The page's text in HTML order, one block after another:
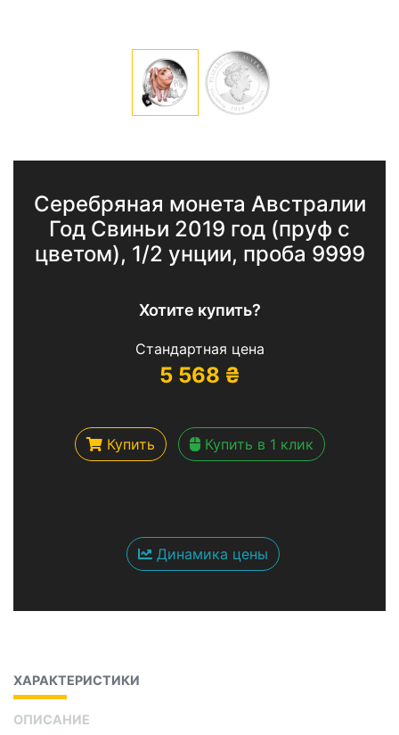
Серебряная монета Австралии
Год Свиньи 2019 год (пруф с
цветом), 1/2 унции, проба 9999
Хотите купить?
Стандартная цена
5 568 ₴
Купить Купить в 1 клик
Динамика цены
ХАРАКТЕРИСТИКИ
ОПИСАНИЕ